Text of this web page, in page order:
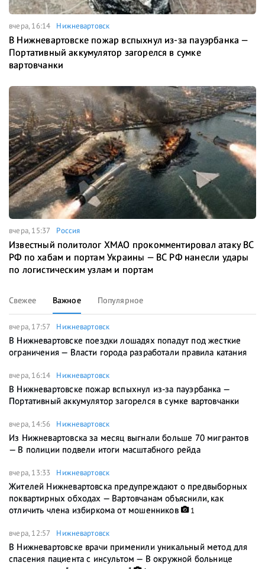
вчера, 16:14 Нижневартовск
В Нижневартовске пожар вспыхнул из-за пауэрбанка —
Портативный аккумулятор загорелся в сумке
вартовчанки
вчера, 15:37 Россия
Известный политолог ХМАО прокомментировал атаку ВС
РФ по хабам и портам Украины — ВС РФ нанесли удары
по логистическим узлам и портам
Свежее Важное Популярное
вчера, 17:57 Нижневартовск
В Нижневартовске поездки лошадях попадут под жесткие
ограничения — Власти города разработали правила катания
вчера, 16:14 Нижневартовск
В Нижневартовске пожар вспыхнул из-за пауэрбанка —
Портативный аккумулятор загорелся в сумке вартовчанки
вчера, 14:56 Нижневартовск
Из Нижневартовска за месяц выгнали больше 70 мигрантов
— В полиции подвели итоги масштабного рейда
вчера, 13:33 Нижневартовск
Жителей Нижневартовска предупреждают о предвыборных
поквартирных обходах — Вартовчанам объяснили, как
отличить члена избиркома от мошенников
1
вчера, 12:57 Нижневартовск
В Нижневартовске врачи применили уникальный метод для
спасения пациента с инсультом — В окружной больнице